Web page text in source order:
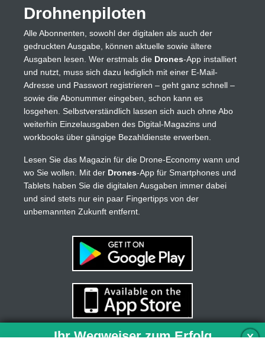
Drohnenpiloten
Alle Abonnenten, sowohl der digitalen als auch der
gedruckten Ausgabe, können aktuelle sowie ältere
Ausgaben lesen. Wer erstmals die Drones-App installiert
und nutzt, muss sich dazu lediglich mit einer E-Mail-
Adresse und Passwort registrieren – geht ganz schnell –
sowie die Abonummer eingeben, schon kann es
losgehen. Selbstverständlich lassen sich auch ohne Abo
weiterhin Einzelausgaben des Digital-Magazins und
workbooks über gängige Bezahldienste erwerben.
Lesen Sie das Magazin für die Drone-Economy wann und
wo Sie wollen. Mit der Drones-App für Smartphones und
Tablets haben Sie die digitalen Ausgaben immer dabei
und sind stets nur ein paar Fingertipps von der
unbemannten Zukunft entfernt.
X
Ihr Wegweiser zum Erfolg